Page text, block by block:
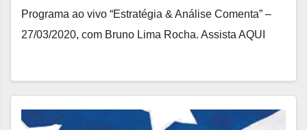
Programa ao vivo “Estratégia & Análise Comenta” –
27/03/2020, com Bruno Lima Rocha. Assista AQUI